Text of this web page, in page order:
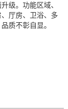
级。功能区域、
厅房、卫浴、多
质不彰自显。